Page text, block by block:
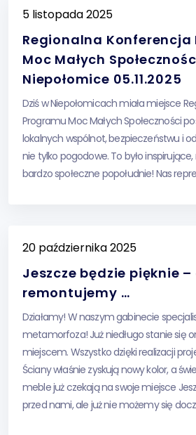
5 listopada 2025
Regionalna Konferencja
Moc Małych
Niepołomice 05.11.2025
Dziś w Niepołomicach miała miejsce
Programu Moc Małych Społeczności
lokalnych wspólnot, bezpieczeństwu i
nie tylko pogodowe. To było
bardzo społeczne popołudnie! Nas
20 października 2025
Jeszcze będzie pięknie –
remontujemy …
Działamy! W naszym gabinecie
metamorfoza! Już niedługo stanie się
miejscem. Wszystko dzięki realizacji
Ściany właśnie zyskują nowy kolor, a
meble już czekają na swoje miejsce
przed nami, ale już nie możemy się